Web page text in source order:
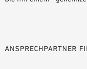
ANSPRECHPARTNER